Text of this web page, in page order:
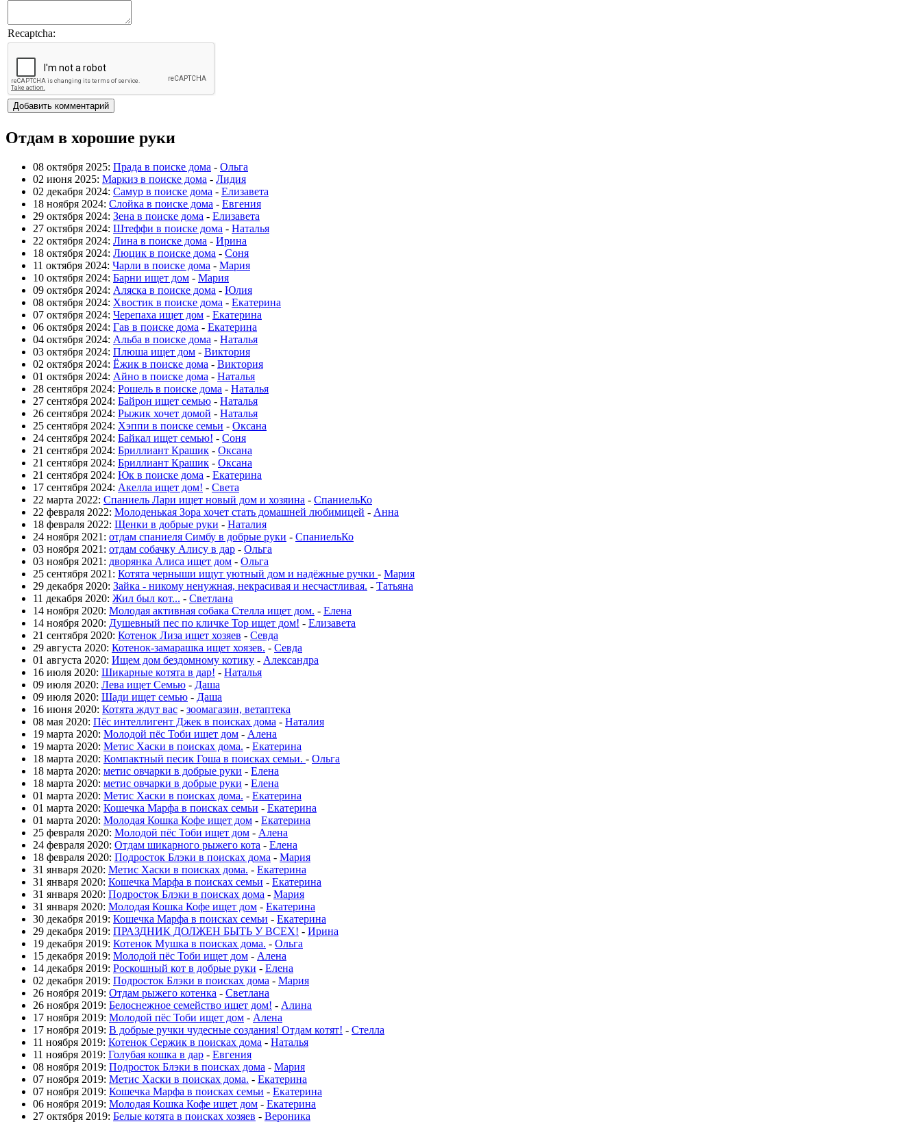
Recaptcha:
Отдам в хорошие руки
08 октября 2025: Прада в поиске дома - Ольга
02 июня 2025: Маркиз в поиске дома - Лидия
02 декабря 2024: Самур в поиске дома - Елизавета
18 ноября 2024: Слойка в поиске дома - Евгения
29 октября 2024: Зена в поиске дома - Елизавета
27 октября 2024: Штеффи в поиске дома - Наталья
22 октября 2024: Лина в поиске дома - Ирина
18 октября 2024: Люцик в поиске дома - Соня
11 октября 2024: Чарли в поиске дома - Мария
10 октября 2024: Барни ищет дом - Мария
09 октября 2024: Аляска в поиске дома - Юлия
08 октября 2024: Хвостик в поиске дома - Екатерина
07 октября 2024: Черепаха ищет дом - Екатерина
06 октября 2024: Гав в поиске дома - Екатерина
04 октября 2024: Альба в поиске дома - Наталья
03 октября 2024: Плюша ищет дом - Виктория
02 октября 2024: Ёжик в поиске дома - Виктория
01 октября 2024: Айно в поиске дома - Наталья
28 сентября 2024: Рошель в поиске дома - Наталья
27 сентября 2024: Байрон ищет семью - Наталья
26 сентября 2024: Рыжик хочет домой - Наталья
25 сентября 2024: Хэппи в поиске семьи - Оксана
24 сентября 2024: Байкал ищет семью! - Соня
21 сентября 2024: Бриллиант Крашик - Оксана
21 сентября 2024: Бриллиант Крашик - Оксана
21 сентября 2024: Юк в поиске дома - Екатерина
17 сентября 2024: Акелла ищет дом! - Света
22 марта 2022: Спаниель Лари ищет новый дом и хозяина - СпаниельКо
22 февраля 2022: Молоденькая Зора хочет стать домашней любимицей - Анна
18 февраля 2022: Щенки в добрые руки - Наталия
24 ноября 2021: отдам спаниеля Симбу в добрые руки - СпаниельКо
03 ноября 2021: отдам собачку Алису в дар - Ольга
03 ноября 2021: дворянка Алиса ищет дом - Ольга
25 сентября 2021: Котята черныши ищут уютный дом и надёжные ручки - Мария
29 декабря 2020: Зайка - никому ненужная, некрасивая и несчастливая. - Татьяна
11 декабря 2020: Жил был кот... - Светлана
14 ноября 2020: Молодая активная собака Стелла ищет дом. - Елена
14 ноября 2020: Душевный пес по кличке Тор ищет дом! - Елизавета
21 сентября 2020: Котенок Лиза ищет хозяев - Севда
29 августа 2020: Котенок-замарашка ищет хоязев. - Севда
01 августа 2020: Ищем дом бездомному котику - Александра
16 июля 2020: Шикарные котята в дар! - Наталья
09 июля 2020: Лева ищет Семью - Даша
09 июля 2020: Шади ищет семью - Даша
16 июня 2020: Котята ждут вас - зоомагазин, ветаптека
08 мая 2020: Пёс интеллигент Джек в поисках дома - Наталия
19 марта 2020: Молодой пёс Тоби ищет дом - Алена
19 марта 2020: Метис Хаски в поисках дома. - Екатерина
18 марта 2020: Компактный песик Гоша в поисках семьи. - Ольга
18 марта 2020: метис овчарки в добрые руки - Елена
18 марта 2020: метис овчарки в добрые руки - Елена
01 марта 2020: Метис Хаски в поисках дома. - Екатерина
01 марта 2020: Кошечка Марфа в поисках семьи - Екатерина
01 марта 2020: Молодая Кошка Кофе ищет дом - Екатерина
25 февраля 2020: Молодой пёс Тоби ищет дом - Алена
24 февраля 2020: Отдам шикарного рыжего кота - Елена
18 февраля 2020: Подросток Блэки в поисках дома - Мария
31 января 2020: Метис Хаски в поисках дома. - Екатерина
31 января 2020: Кошечка Марфа в поисках семьи - Екатерина
31 января 2020: Подросток Блэки в поисках дома - Мария
31 января 2020: Молодая Кошка Кофе ищет дом - Екатерина
30 декабря 2019: Кошечка Марфа в поисках семьи - Екатерина
29 декабря 2019: ПРАЗДНИК ДОЛЖЕН БЫТЬ У ВСЕХ! - Ирина
19 декабря 2019: Котенок Мушка в поисках дома. - Ольга
15 декабря 2019: Молодой пёс Тоби ищет дом - Алена
14 декабря 2019: Роскошный кот в добрые руки - Елена
02 декабря 2019: Подросток Блэки в поисках дома - Мария
26 ноября 2019: Отдам рыжего котенка - Светлана
26 ноября 2019: Белоснежное семейство ищет дом! - Алина
17 ноября 2019: Молодой пёс Тоби ищет дом - Алена
17 ноября 2019: В добрые ручки чудесные создания! Отдам котят! - Стелла
11 ноября 2019: Котенок Сержик в поисках дома - Наталья
11 ноября 2019: Голубая кошка в дар - Евгения
08 ноября 2019: Подросток Блэки в поисках дома - Мария
07 ноября 2019: Метис Хаски в поисках дома. - Екатерина
07 ноября 2019: Кошечка Марфа в поисках семьи - Екатерина
06 ноября 2019: Молодая Кошка Кофе ищет дом - Екатерина
27 октября 2019: Белые котята в поисках хозяев - Вероника